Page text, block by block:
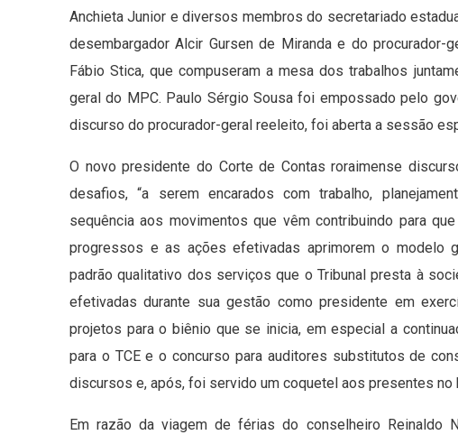
Anchieta Junior e diversos membros do secretariado
desembargador Alcir Gursen de Miranda e do
Fábio Stica, que compuseram a mesa dos trabalhos
geral do MPC. Paulo Sérgio Sousa foi empossado pelo
discurso do procurador-geral reeleito, foi aberta a sessão
O novo presidente do Corte de Contas roraimense
desafios, “a serem encarados com trabalho,
sequência aos movimentos que vêm contribuindo para
progressos e as ações efetivadas aprimorem o modelo
padrão qualitativo dos serviços que o Tribunal presta à
efetivadas durante sua gestão como presidente em
projetos para o biênio que se inicia, em especial a
para o TCE e o concurso para auditores substitutos de
discursos e, após, foi servido um coquetel aos presentes no
Em razão da viagem de férias do conselheiro Reinaldo